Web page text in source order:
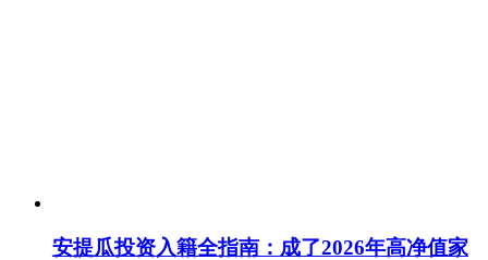
安提瓜投资入籍全指南：成了2026年高净值家